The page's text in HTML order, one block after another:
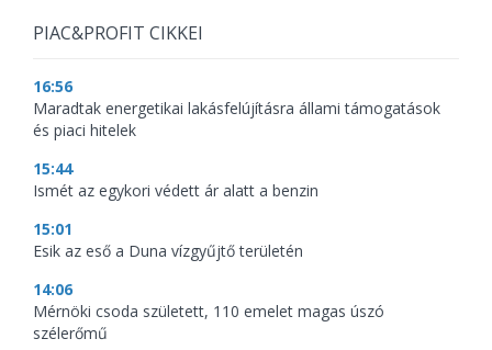
PIAC&PROFIT CIKKEI
16:56
Maradtak energetikai lakásfelújításra állami támogatások
és piaci hitelek
15:44
Ismét az egykori védett ár alatt a benzin
15:01
Esik az eső a Duna vízgyűjtő területén
14:06
Mérnöki csoda született, 110 emelet magas úszó
szélerőmű